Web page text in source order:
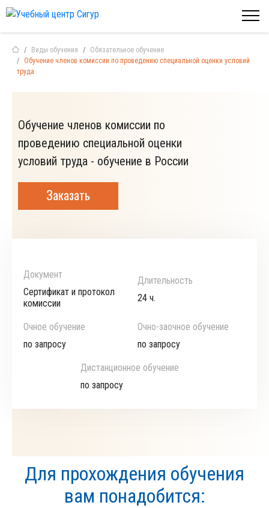
Виды обучения
Обязательное обучение
Обучение членов комиссии по проведению специальной оценки условий
труда
Обучение членов комиссии по
проведению специальной оценки
условий труда - обучение в России
Заказать
Документ
Сертификат и протокол
комиссии
Длительность
24 ч.
Очное обучение
по запросу
Очно-заочное обучение
по запросу
Дистанционное обучение
по запросу
Для прохождения обучения
вам понадобится: